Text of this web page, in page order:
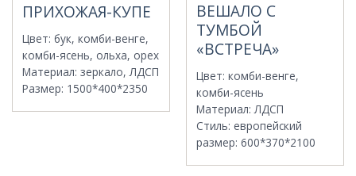
ПРИХОЖАЯ-КУПЕ
Цвет:бук, комби-венге,
комби-ясень, ольха, орех
Материал:зеркало, ЛДСП
Размер: 1500*400*2350
ВЕШАЛО С
ТУМБОЙ
«ВСТРЕЧА»
Цвет:комби-венге,
комби-ясень
Материал: ЛДСП
Стиль: европейский
размер:600*370*2100